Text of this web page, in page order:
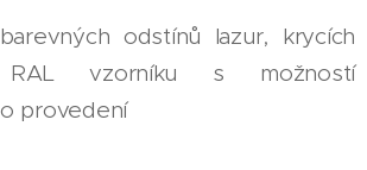
odstínů lazur, krycích
vzorníku s možností
provedení